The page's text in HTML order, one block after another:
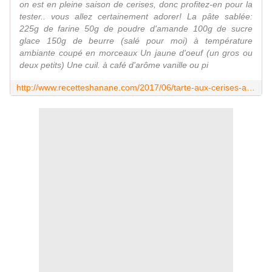
on est en pleine saison de cerises, donc profitez-en pour la
tester.. vous allez certainement adorer! La pâte sablée:
225g de farine 50g de poudre d'amande 100g de sucre
glace 150g de beurre (salé pour moi) à température
ambiante coupé en morceaux Un jaune d'oeuf (un gros ou
deux petits) Une cuil. à café d'arôme vanille ou pi